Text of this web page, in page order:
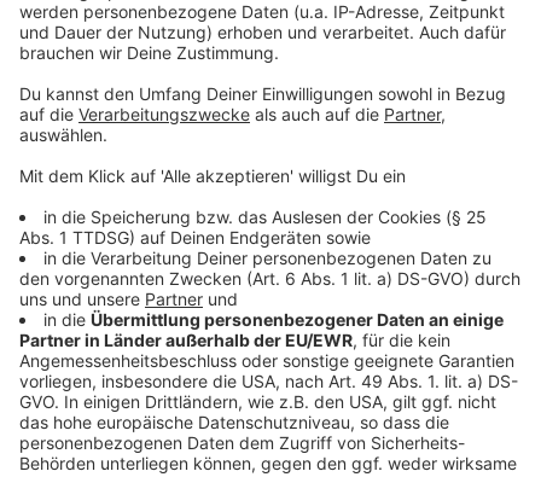
Details durch und stimmen Sie der
Nutzung des Service zu, um dieses
Mehr Informationen
Akzeptieren
powered by Usercentrics Consent
Management Platform
Dennis Lloyd - The Way (Official Video)
Anzeige
Anzeige